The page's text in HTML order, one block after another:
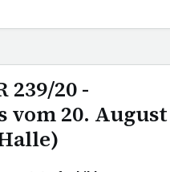
239/20 -
vom 20. August